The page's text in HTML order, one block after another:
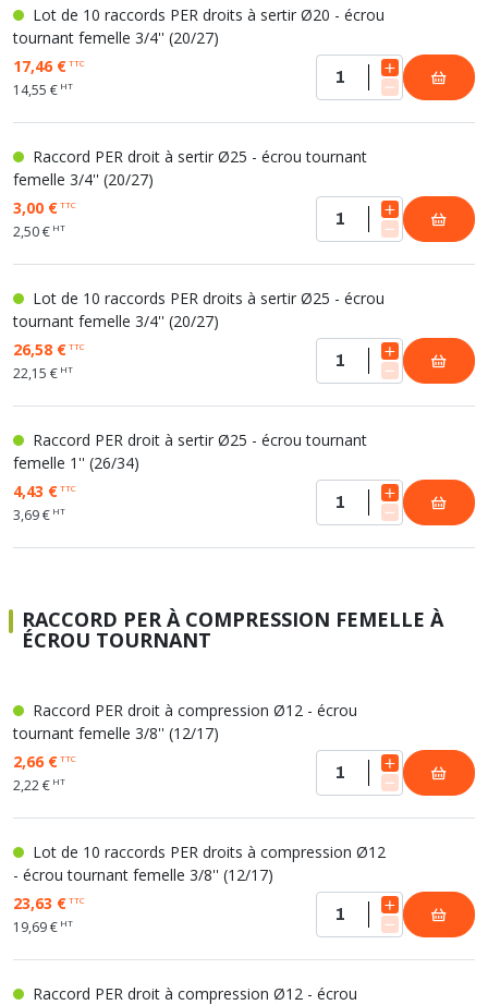
Lot de 10 raccords PER droits à sertir Ø20 - écrou
tournant femelle 3/4'' (20/27)
17,46 €TTC
14,55 € HT
Raccord PER droit à sertir Ø25 - écrou tournant
femelle 3/4'' (20/27)
3,00 €TTC
2,50 € HT
Lot de 10 raccords PER droits à sertir Ø25 - écrou
tournant femelle 3/4'' (20/27)
26,58 €TTC
22,15 € HT
Raccord PER droit à sertir Ø25 - écrou tournant
femelle 1'' (26/34)
4,43 €TTC
3,69 € HT
RACCORD PER À COMPRESSION FEMELLE À
ÉCROU TOURNANT
Raccord PER droit à compression Ø12 - écrou
tournant femelle 3/8'' (12/17)
2,66 €TTC
2,22 € HT
Lot de 10 raccords PER droits à compression Ø12
- écrou tournant femelle 3/8'' (12/17)
23,63 €TTC
19,69 € HT
Raccord PER droit à compression Ø12 - écrou